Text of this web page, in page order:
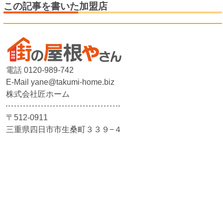
この記事を書いた加盟店
電話 0120-989-742
E-Mail yane@takumi-home.biz
株式会社匠ホーム
〒512-0911
三重県四日市市生桑町３３９−４